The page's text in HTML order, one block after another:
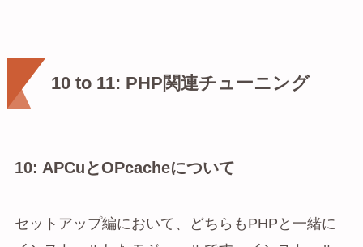
10 to 11: PHP関連チューニング
10: APCuとOPcacheについて
セットアップ編において、どちらもPHPと一緒に